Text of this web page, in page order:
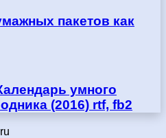
пакетов как
умного
(2016) rtf, fb2